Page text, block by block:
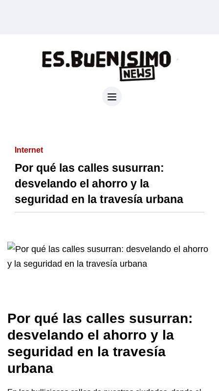
Internet
Por qué las calles susurran:
desvelando el ahorro y la
seguridad en la travesía urbana
Por qué las calles susurran:
desvelando el ahorro y la
seguridad en la travesía
urbana